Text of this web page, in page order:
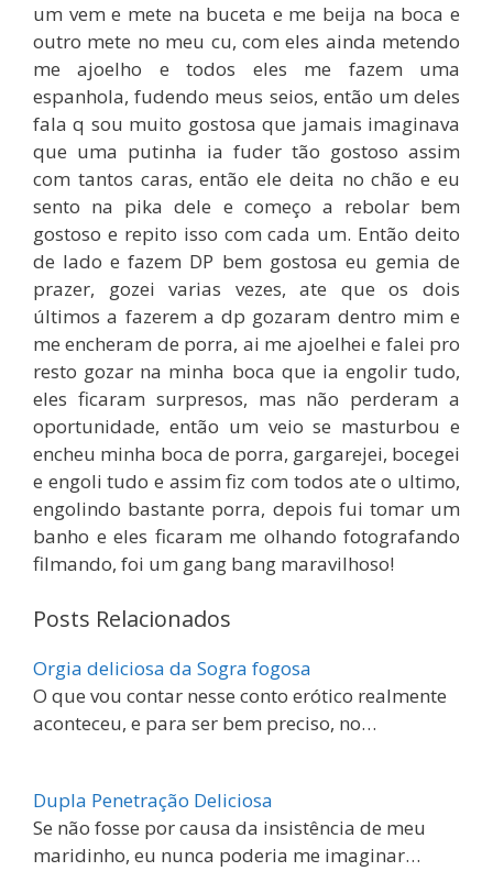
um vem e mete na buceta e me beija na boca e
outro mete no meu cu, com eles ainda metendo
me ajoelho e todos eles me fazem uma
espanhola, fudendo meus seios, então um deles
fala q sou muito gostosa que jamais imaginava
que uma putinha ia fuder tão gostoso assim
com tantos caras, então ele deita no chão e eu
sento na pika dele e começo a rebolar bem
gostoso e repito isso com cada um. Então deito
de lado e fazem DP bem gostosa eu gemia de
prazer, gozei varias vezes, ate que os dois
últimos a fazerem a dp gozaram dentro mim e
me encheram de porra, ai me ajoelhei e falei pro
resto gozar na minha boca que ia engolir tudo,
eles ficaram surpresos, mas não perderam a
oportunidade, então um veio se masturbou e
encheu minha boca de porra, gargarejei, bocegei
e engoli tudo e assim fiz com todos ate o ultimo,
engolindo bastante porra, depois fui tomar um
banho e eles ficaram me olhando fotografando
filmando, foi um gang bang maravilhoso!
Posts Relacionados
Orgia deliciosa da Sogra fogosa
O que vou contar nesse conto erótico realmente
aconteceu, e para ser bem preciso, no…
Dupla Penetração Deliciosa
Se não fosse por causa da insistência de meu
maridinho, eu nunca poderia me imaginar…